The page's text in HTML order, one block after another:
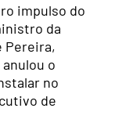
impulso do
da
Pereira,
o
no
de